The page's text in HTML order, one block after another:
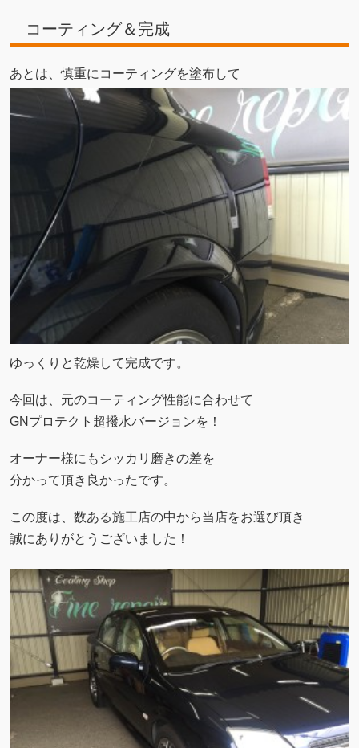
コーティング＆完成
あとは、慎重にコーティングを塗布して
ゆっくりと乾燥して完成です。
今回は、元のコーティング性能に合わせて
GNプロテクト超撥水バージョンを！
オーナー様にもシッカリ磨きの差を
分かって頂き良かったです。
この度は、数ある施工店の中から当店をお選び頂き
誠にありがとうございました！